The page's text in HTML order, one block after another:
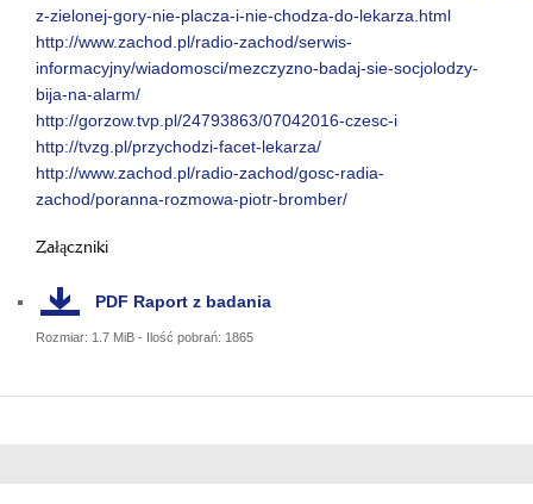
z-zielonej-gory-nie-placza-i-nie-chodza-do-lekarza.html
http://www.zachod.pl/radio-zachod/serwis-
informacyjny/wiadomosci/mezczyzno-badaj-sie-socjolodzy-
bija-na-alarm/
http://gorzow.tvp.pl/24793863/07042016-czesc-i
http://tvzg.pl/przychodzi-facet-lekarza/
http://www.zachod.pl/radio-zachod/gosc-radia-
zachod/poranna-rozmowa-piotr-bromber/
Załączniki
PDF Raport z badania
Rozmiar: 1.7 MiB - Ilość pobrań: 1865